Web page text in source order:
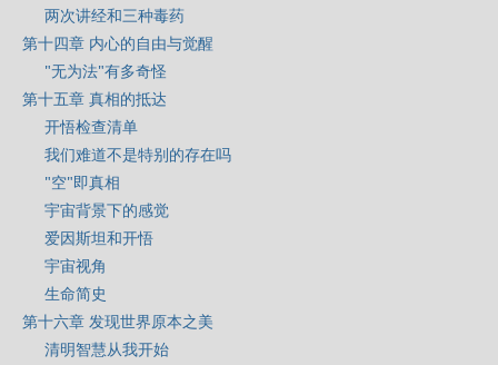
两次讲经和三种毒药
第十四章 内心的自由与觉醒
"无为法"有多奇怪
第十五章 真相的抵达
开悟检查清单
我们难道不是特别的存在吗
"空"即真相
宇宙背景下的感觉
爱因斯坦和开悟
宇宙视角
生命简史
第十六章 发现世界原本之美
清明智慧从我开始